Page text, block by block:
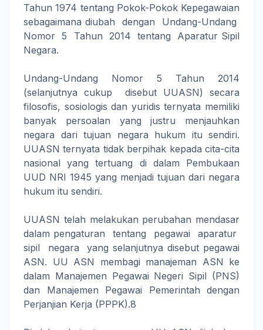
Tahun 1974 tentang Pokok-Pokok Kepegawaian
sebagaimana diubah dengan Undang-Undang
Nomor 5 Tahun 2014 tentang Aparatur Sipil
Negara.
Undang-Undang Nomor 5 Tahun 2014
(selanjutnya cukup disebut UUASN) secara
filosofis, sosiologis dan yuridis ternyata memiliki
banyak persoalan yang justru menjauhkan
negara dari tujuan negara hukum itu sendiri.
UUASN ternyata tidak berpihak kepada cita-cita
nasional yang tertuang di dalam Pembukaan
UUD NRI 1945 yang menjadi tujuan dari negara
hukum itu sendiri.
UUASN telah melakukan perubahan mendasar
dalam pengaturan tentang pegawai aparatur
sipil negara yang selanjutnya disebut pegawai
ASN. UU ASN membagi manajeman ASN ke
dalam Manajemen Pegawai Negeri Sipil (PNS)
dan Manajemen Pegawai Pemerintah dengan
Perjanjian Kerja (PPPK).8